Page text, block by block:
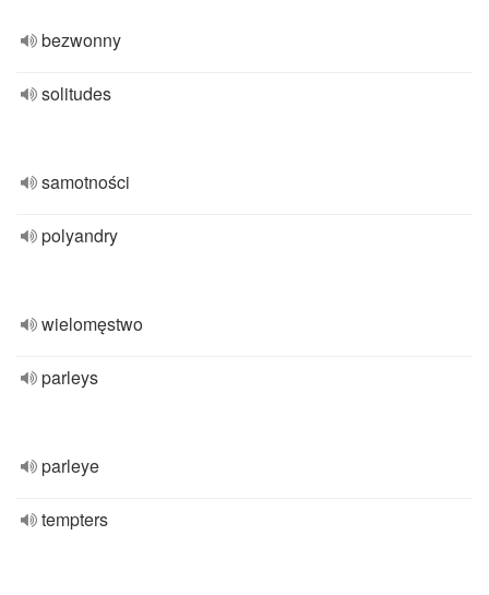
bezwonny
solitudes
samotności
polyandry
wielomęstwo
parleys
parleye
tempters